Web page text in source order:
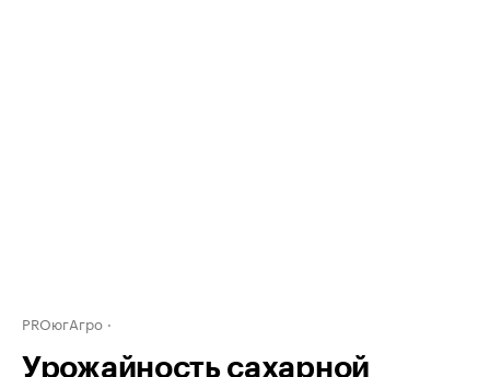
PROюгАгро
Урожайность сахарной